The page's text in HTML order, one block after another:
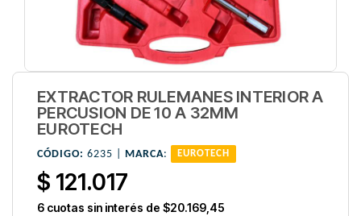
EXTRACTOR RULEMANES INTERIOR A
PERCUSION DE 10 A 32MM
EUROTECH
CÓDIGO: 6235 | MARCA: EUROTECH
$ 121.017
6 cuotas sin interés de $20.169,45